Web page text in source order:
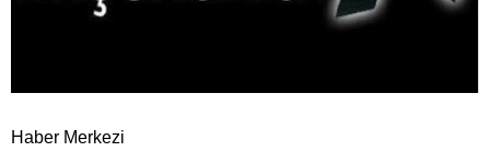
Haber Merkezi